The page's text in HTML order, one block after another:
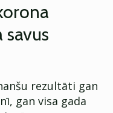
rezultāti gan
gan visa gada